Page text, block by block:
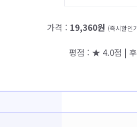
가격 : 19,360원 (즉시할인
평점 : ★ 4.0점 |